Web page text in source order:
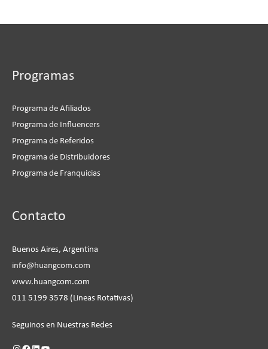
Programas
Programa de Afiliados
Programa de Influencers
Programa de Referidos
Programa de Distribuidores
Programa de Franquicias
Contacto
Buenos Aires, Argentina
info@huangcom.com
www.huangcom.com
011 5199 3578 (Lineas Rotativas)
Seguinos en Nuestras Redes